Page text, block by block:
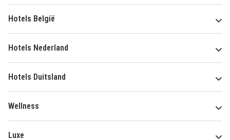
Hotels België
Hotels Nederland
Hotels Duitsland
Wellness
Luxe